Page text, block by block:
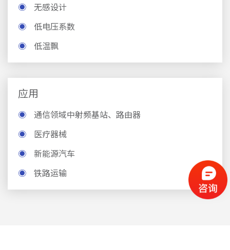
◉
无感设计
◉
低电压系数
◉
低温飘
应用
◉
通信领域中射频基站、路由器
◉
医疗器械
◉
新能源汽车
◉
铁路运输